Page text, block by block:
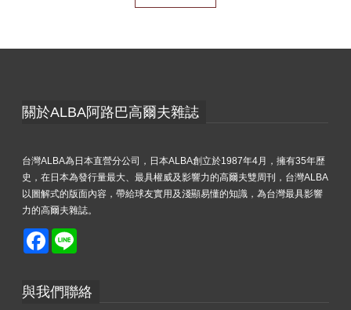
關於ALBA阿路巴高爾夫雜誌
台灣ALBA為日本直營分公司，日本ALBA創立於1987年4月，擁有35年歷
史，在日本為發行量最大、最具權威及影響力的高爾夫雙周刊，台灣ALBA
以圖解式的版面內容，帶給球友實用及淺顯易懂的知識，為台灣最具影響
力的高爾夫雜誌。
Facebook
與我們聯絡